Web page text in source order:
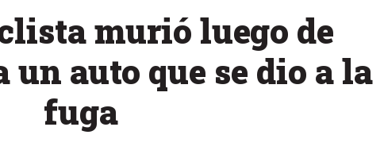
murió luego de
un auto que se dio a la
fuga